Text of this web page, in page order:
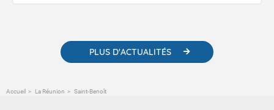
PLUS D'ACTUALITÉS
Accueil La Réunion Saint-Benoît